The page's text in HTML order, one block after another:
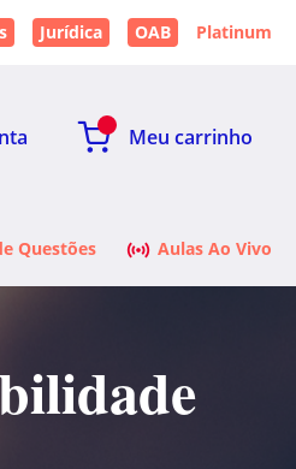
Jurídica OAB Platinum
Meu carrinho
Questões Aulas Ao Vivo